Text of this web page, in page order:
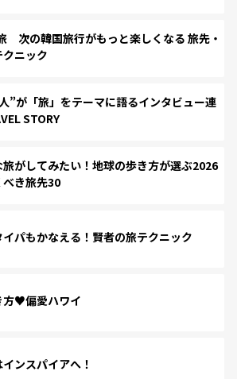
次の韓国旅行がもっと楽しくなる 旅先・
ニック
”が「旅」をテーマに語るインタビュー連
STORY
がしてみたい！地球の歩き方が選ぶ2026
き旅先30
パもかなえる！賢者の旅テクニック
方♥偏愛ハワイ
ンスパイアへ！